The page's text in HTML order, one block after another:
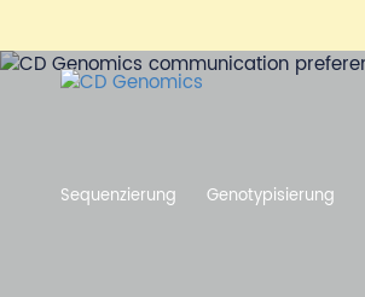
Sequenzierung Genotypisierung